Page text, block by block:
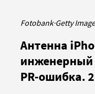
Fotobank·Getty
Антенна
инженерный
PR-ошибка.